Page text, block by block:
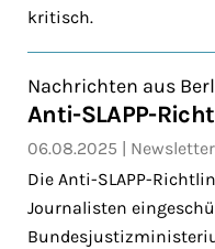
kritisch.
Nachrichten aus
Anti-SLAPP-
06.08.2025
Newsletter
Die Anti-SLAPP-
Journalisten